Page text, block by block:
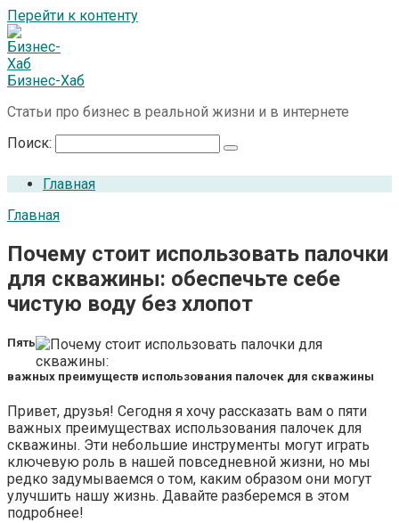
Перейти к контенту
Бизнес-Хаб
Статьи про бизнес в реальной жизни и в интернете
Поиск:
Главная
Главная
Почему стоит использовать палочки
для скважины: обеспечьте себе
чистую воду без хлопот
Пять
важных преимуществ использования палочек для скважины
Привет, друзья! Сегодня я хочу рассказать вам о пяти
важных преимуществах использования палочек для
скважины. Эти небольшие инструменты могут играть
ключевую роль в нашей повседневной жизни, но мы
редко задумываемся о том, каким образом они могут
улучшить нашу жизнь. Давайте разберемся в этом
подробнее!